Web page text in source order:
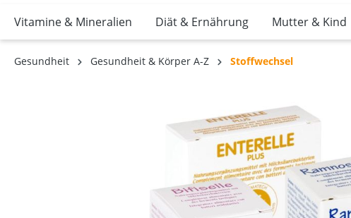
Vitamine & Mineralien Diät & Ernährung Mutter & Kind
Gesundheit Gesundheit & Körper A-Z Stoffwechsel